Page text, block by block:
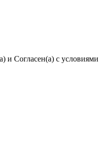
и Согласен(а) с условиями